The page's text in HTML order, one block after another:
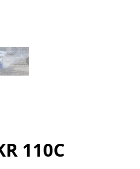
110C